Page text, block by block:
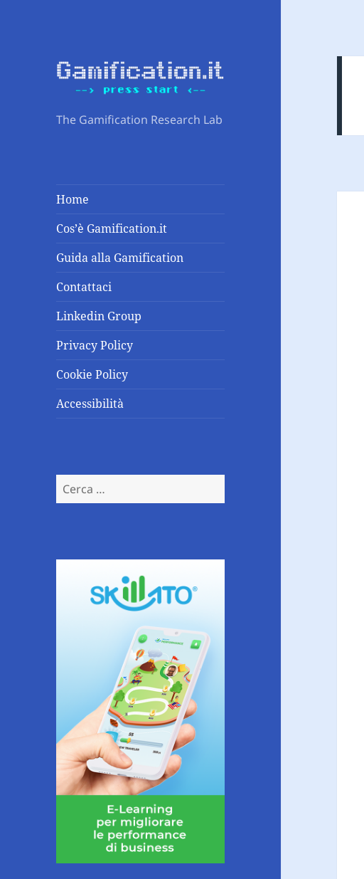
The Gamification Research Lab
Home
Cos’è Gamification.it
Guida alla Gamification
Contattaci
Linkedin Group
Privacy Policy
Cookie Policy
Accessibilità
Ricerca
per: